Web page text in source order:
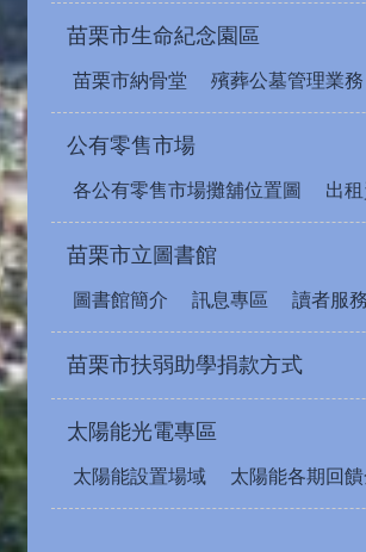
苗栗市生命紀念園區
苗栗市納骨堂 殯葬公墓管理業務
公有零售市場
各公有零售市場攤舖位置圖 出
苗栗市立圖書館
圖書館簡介 訊息專區 讀者服務
苗栗市扶弱助學捐款方式
太陽能光電專區
太陽能設置場域 太陽能各期回